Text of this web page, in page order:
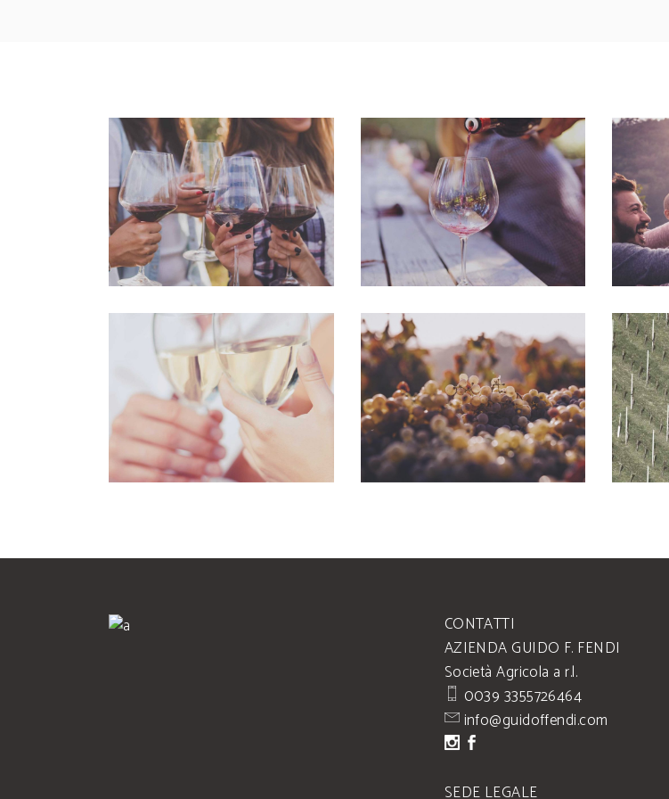
White Wine
Nature
Wineyards
Nature
The Winery
Nature
Green Wine
Nature
CONTATTI
AZIENDA GUIDO F. FENDI
Società Agricola a r.l.
0039 3355726464
info@guidoffendi.com
SEDE LEGALE